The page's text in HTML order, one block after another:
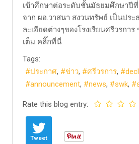
เข้าศึกษาต่อระดับชั้นมัธยมศึกษาปีที่
จาก ผอ.วาสนา สงวนทรัพย์ เป็นปร
ละเอียดต่างๆของโรงเรียนศรีวรกา
เต็ม​ คลิ๊กที่นี่
Tags:
ประกาศ
ข่าว ศรีวรการ
announcement
news swk
Rate this blog entry:
Tweet